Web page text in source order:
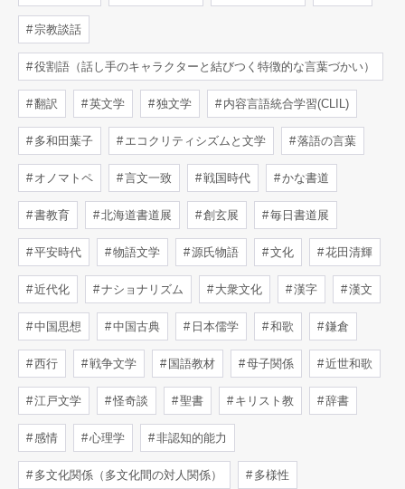
宗教談話
役割語（話し手のキャラクターと結びつく特徴的な言葉づかい）
翻訳 英文学 独文学 内容言語統合学習(CLIL)
多和田葉子 エコクリティシズムと文学 落語の言葉
オノマトペ 言文一致 戦国時代 かな書道
書教育 北海道書道展 創玄展 毎日書道展
平安時代 物語文学 源氏物語 文化 花田清輝
近代化 ナショナリズム 大衆文化 漢字 漢文
中国思想 中国古典 日本儒学 和歌 鎌倉
西行 戦争文学 国語教材 母子関係 近世和歌
江戸文学 怪奇談 聖書 キリスト教 辞書
感情 心理学 非認知的能力
多文化関係（多文化間の対人関係） 多様性